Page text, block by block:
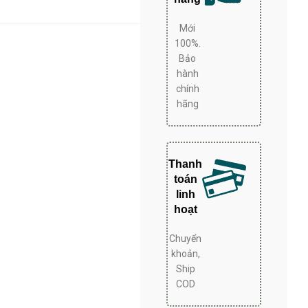
êm ái và bền bỉ, tuổi thọ cao. – Đèn
bên hông tủ. – Sử dụng công nghệ đèn
– Sử dụng gas R600a thân thiện với
Mới
100%.
Bảo
hành
chính
hãng
Thanh
toán
linh
hoạt
Chuyển
khoản,
Ship
COD